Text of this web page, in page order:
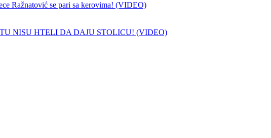
Ražnatović se pari sa kerovima! (VIDEO)
NISU HTELI DA DAJU STOLICU! (VIDEO)